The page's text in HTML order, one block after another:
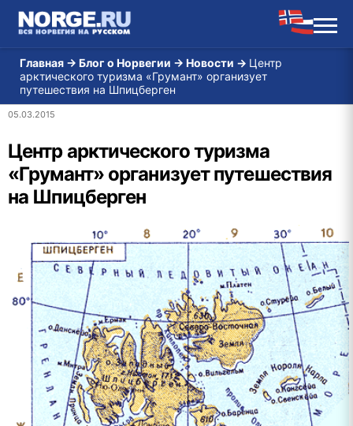
Главная → Блог о Норвегии → Новости → Центр
арктического туризма «Грумант» организует
путешествия на Шпицберген
05.03.2015
Центр арктического туризма
«Грумант» организует путешествия
на Шпицберген